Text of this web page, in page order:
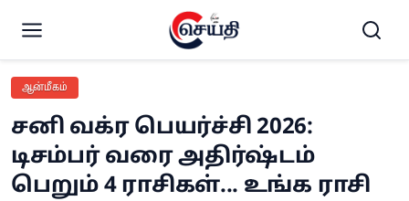
ஆன்மீகம்
சனி வக்ர பெயர்ச்சி 2026:
டிசம்பர் வரை அதிர்ஷ்டம்
பெறும் 4 ராசிகள்... உங்க ராசி